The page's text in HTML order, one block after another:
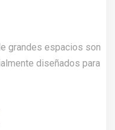
grandes espacios son
diseñados para